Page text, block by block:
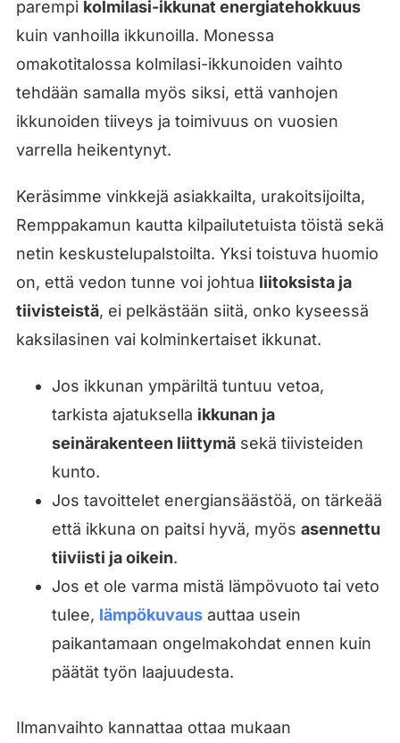
parempi kolmilasi-ikkunat energiatehokkuus
kuin vanhoilla ikkunoilla. Monessa
omakotitalossa kolmilasi-ikkunoiden vaihto
tehdään samalla myös siksi, että vanhojen
ikkunoiden tiiveys ja toimivuus on vuosien
varrella heikentynyt.
Keräsimme vinkkejä asiakkailta, urakoitsijoilta,
Remppakamun kautta kilpailutetuista töistä sekä
netin keskustelupalstoilta. Yksi toistuva huomio
on, että vedon tunne voi johtua liitoksista ja
tiivisteistä, ei pelkästään siitä, onko kyseessä
kaksilasinen vai kolminkertaiset ikkunat.
Jos ikkunan ympäriltä tuntuu vetoa,
tarkista ajatuksella ikkunan ja
seinärakenteen liittymäsekä tiivisteiden
kunto.
Jos tavoittelet energiansäästöä, on tärkeää
että ikkuna on paitsi hyvä, myös asennettu
tiiviisti ja oikein.
Jos et ole varma mistä lämpövuoto tai veto
tulee, lämpökuvausauttaa usein
paikantamaan ongelmakohdat ennen kuin
päätät työn laajuudesta.
Ilmanvaihto kannattaa ottaa mukaan